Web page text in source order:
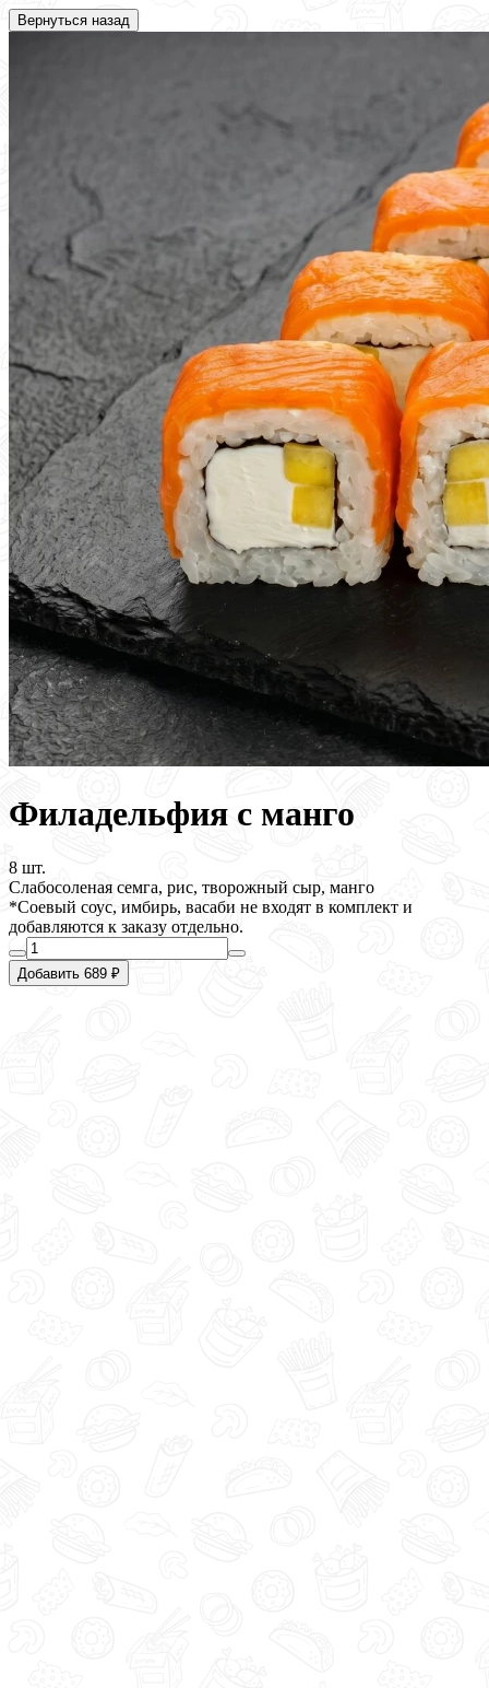
Вернуться назад
Филадельфия с манго
8 шт.
Слабосоленая семга, рис, творожный сыр, манго
*Соевый соус, имбирь, васаби не входят в комплект и
добавляются к заказу отдельно.
Добавить 689 ₽